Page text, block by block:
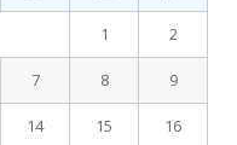
1 2
7 8 9
14 15 16